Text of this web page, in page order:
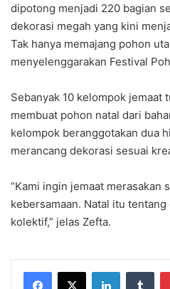
dipotong menjadi 220 bagian
dekorasi megah yang kini
Tak hanya memajang pohon
menyelenggarakan Festival
Sebanyak 10 kelompok
membuat pohon natal dari
kelompok beranggotakan dua
merancang dekorasi sesuai
“Kami ingin jemaat merasakan
kebersamaan. Natal itu
kolektif,” jelas Zefta.
LinkedIn